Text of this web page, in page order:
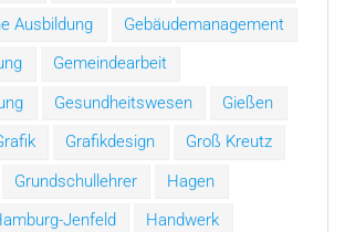
Ausbildung
Gebäudemanagement
Gemeindearbeit
Gesundheitswesen
Gießen
Grafikdesign
Groß Kreutz
Grundschullehrer
Hagen
Jenfeld
Handwerk